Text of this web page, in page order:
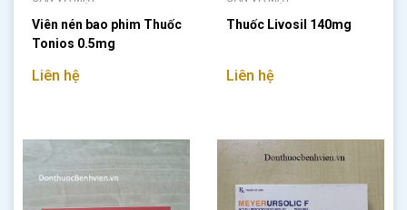
Viên nén bao phim Thuốc
Tonios 0.5mg
Liên hệ
Thuốc Livosil 140mg
Liên hệ